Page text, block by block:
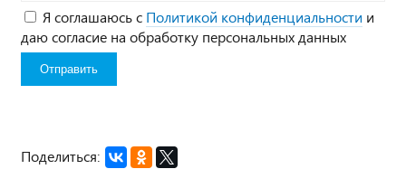
Я соглашаюсь с Политикой конфиденциальности и
даю согласие на обработку персональных данных
Поделиться: